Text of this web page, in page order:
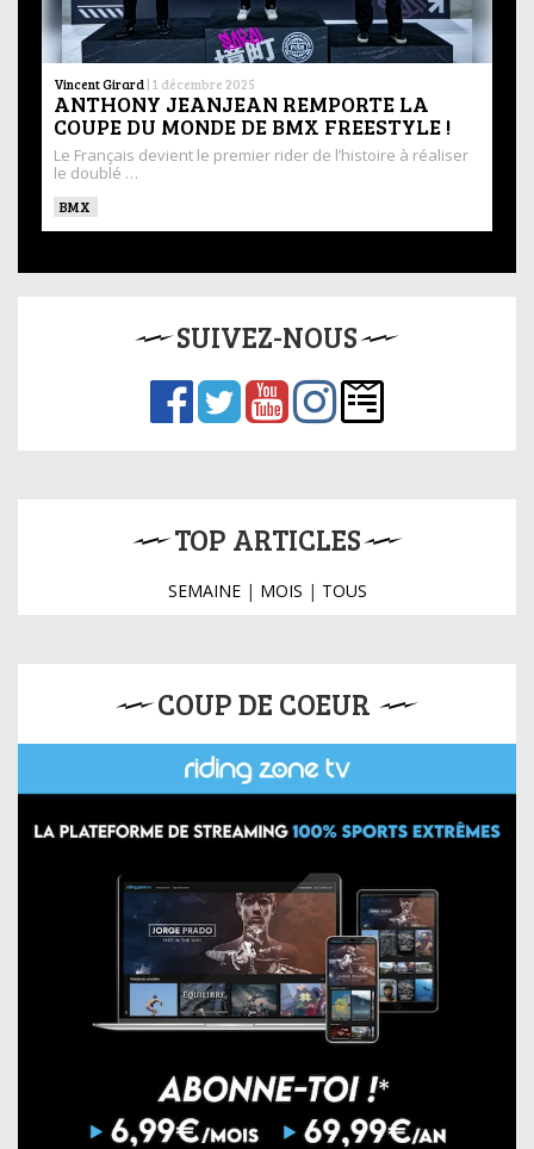
Vincent Girard | 1 décembre 2025
ANTHONY JEANJEAN REMPORTE LA
COUPE DU MONDE DE BMX FREESTYLE !
Le Français devient le premier rider de l’histoire à réaliser
le doublé …
BMX
SUIVEZ-NOUS
TOP ARTICLES
SEMAINE| MOIS | TOUS
COUP DE COEUR